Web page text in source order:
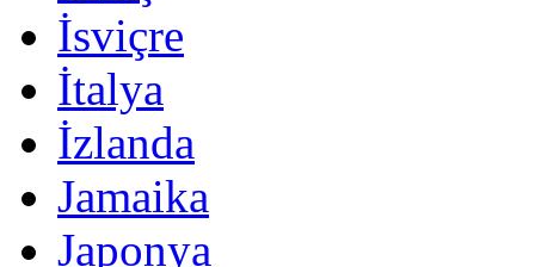
İsviçre
İtalya
İzlanda
Jamaika
Japonya